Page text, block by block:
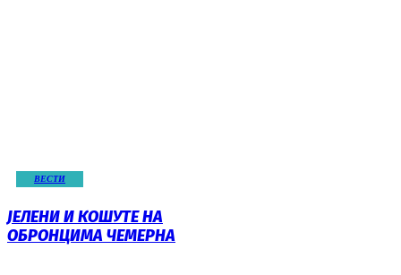
ВЕСТИ
ЈЕЛЕНИ И КОШУТЕ НА
ОБРОНЦИМА ЧЕМЕРНА